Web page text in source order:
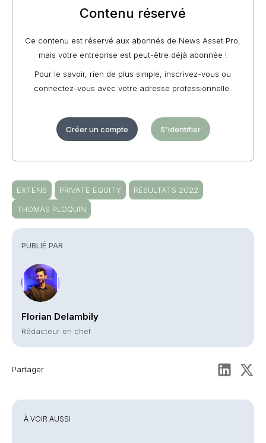
PUBLIÉ PAR
Florian Delambily
Rédacteur en chef
Partager
Contenu réservé
Ce contenu est réservé aux abonnés de News Asset Pro,
mais votre entreprise est peut-être déjà abonnée !
Pour le savoir, rien de plus simple, inscrivez-vous ou
connectez-vous avec votre adresse professionnelle.
Créer un compte S'identifier
EXTENS PRIVATE EQUITY
RÉSULTATS 2022
THOMAS PLOQUIN
À VOIR AUSSI